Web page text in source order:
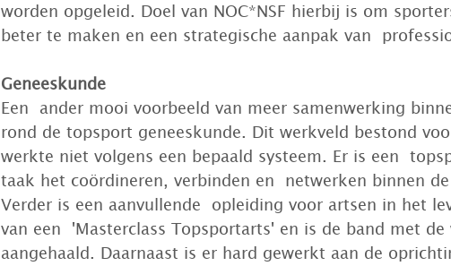
worden opgeleid. Doel van NOC*NSF hierbij is om
beter te maken en een strategische aanpak van
Geneeskunde
Een  ander mooi voorbeeld van meer samenwerking
rond de topsport geneeskunde. Dit werkveld bestond
werkte niet volgens een bepaald systeem. Er is een
taak het coördineren, verbinden en  netwerken binnen
Verder is een aanvullende  opleiding voor artsen in het
van een  'Masterclass Topsportarts' en is de band met
aangehaald. Daarnaast is er hard gewerkt aan de